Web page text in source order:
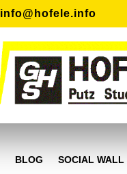
info@hofele.info
BLOG SOCIAL WALL